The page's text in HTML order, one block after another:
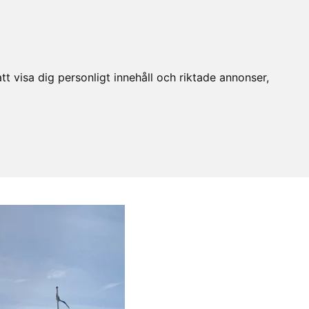
visa dig personligt innehåll och riktade annonser,